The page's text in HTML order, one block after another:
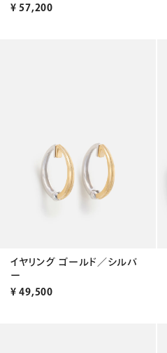
¥ 57,200
イヤリング ゴールド／シルバ
ー
¥ 49,500